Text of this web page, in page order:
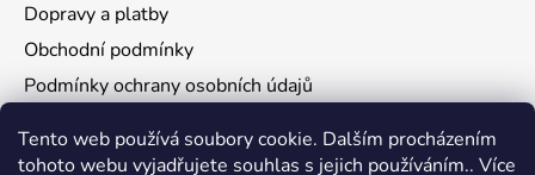
Tento web používá soubory cookie. Dalším procházením
tohoto webu vyjadřujete souhlas s jejich používáním.. Více
Dopravy a platby
Obchodní podmínky
Podmínky ochrany osobních údajů